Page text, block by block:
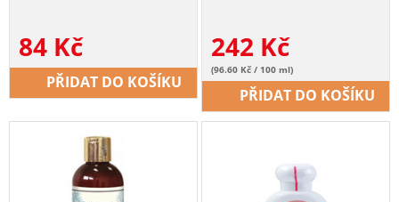
84 Kč
PŘIDAT DO KOŠÍKU
242 Kč
(96.60 Kč / 100 ml)
PŘIDAT DO KOŠÍKU